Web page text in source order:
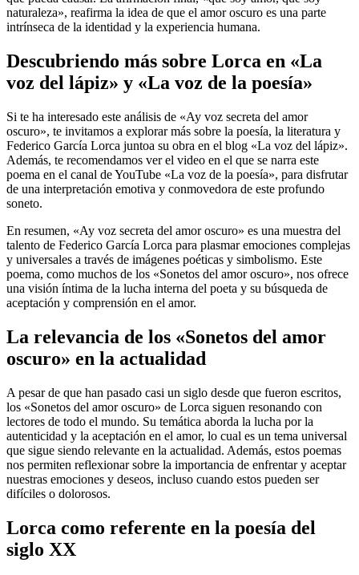
naturaleza», reafirma la idea de que el amor oscuro es una parte
intrínseca de la identidad y la experiencia humana.
Descubriendo más sobre Lorca en «La
voz del lápiz» y «La voz de la poesía»
Si te ha interesado este análisis de «Ay voz secreta del amor
oscuro», te invitamos a explorar más sobre la poesía, la literatura y
Federico García Lorca juntoa su obra en el blog «La voz del lápiz».
Además, te recomendamos ver el video en el que se narra este
poema en el canal de YouTube «La voz de la poesía», para disfrutar
de una interpretación emotiva y conmovedora de este profundo
soneto.
En resumen, «Ay voz secreta del amor oscuro» es una muestra del
talento de Federico García Lorca para plasmar emociones complejas
y universales a través de imágenes poéticas y simbolismo. Este
poema, como muchos de los «Sonetos del amor oscuro», nos ofrece
una visión íntima de la lucha interna del poeta y su búsqueda de
aceptación y comprensión en el amor.
La relevancia de los «Sonetos del amor
oscuro» en la actualidad
A pesar de que han pasado casi un siglo desde que fueron escritos,
los «Sonetos del amor oscuro» de Lorca siguen resonando con
lectores de todo el mundo. Su temática aborda la lucha por la
autenticidad y la aceptación en el amor, lo cual es un tema universal
que sigue siendo relevante en la actualidad. Además, estos poemas
nos permiten reflexionar sobre la importancia de enfrentar y aceptar
nuestras emociones y deseos, incluso cuando estos pueden ser
difíciles o dolorosos.
Lorca como referente en la poesía del
siglo XX